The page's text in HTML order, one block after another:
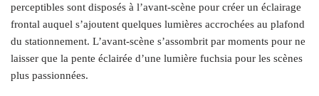
perceptibles sont disposés à l’avant-scène pour créer un éclairage
frontal auquel s’ajoutent quelques lumières accrochées au plafond
du stationnement. L’avant-scène s’assombrit par moments pour ne
laisser que la pente éclairée d’une lumière fuchsia pour les scènes
plus passionnées.